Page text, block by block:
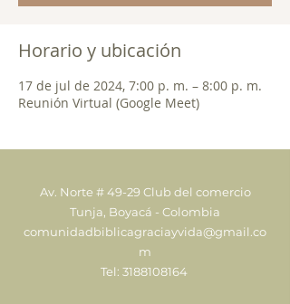
Horario y ubicación
17 de jul de 2024, 7:00 p. m. – 8:00 p. m.
Reunión Virtual (Google Meet)
Av. Norte # 49-29 Club del comercio
Tunja, Boyacá - Colombia
comunidadbiblicagraciayvida@gmail.co
m
Tel: 3188108164